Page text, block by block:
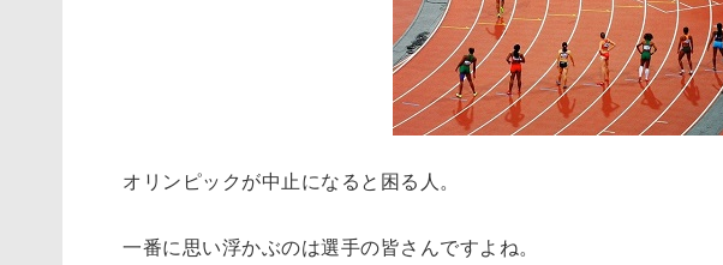
オリンピックが中止になると困る人。
一番に思い浮かぶのは選手の皆さんですよね。